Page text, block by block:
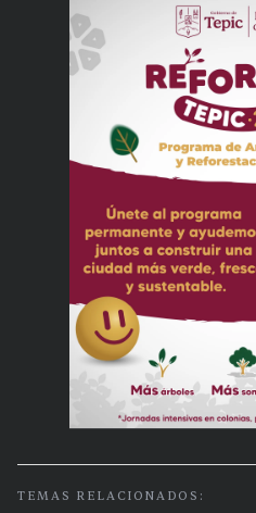
TEMAS RELACIONADOS: